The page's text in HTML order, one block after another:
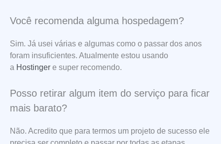
Você recomenda alguma hospedagem?
Sim. Já usei várias e algumas como o passar dos anos
foram insuficientes. Atualmente estou usando
a Hostinger e super recomendo.
Posso retirar algum item do serviço para ficar
mais barato?
Não. Acredito que para termos um projeto de sucesso ele